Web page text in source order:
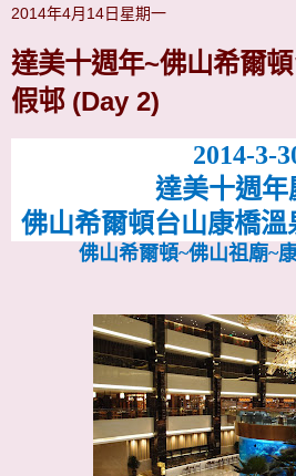
2014年4月14日星期一
達美十週年~佛山希爾
假邨 (Day 2)
2014-3-
達美十週年
佛山希爾頓台山康橋溫
佛山希爾頓~佛山祖廟~